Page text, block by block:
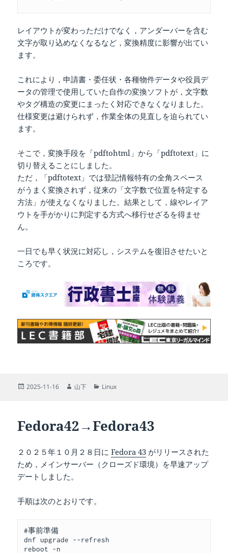
レイアウトが変わっただけでなく，アンダーバーを含む
文字が取り込めなくなるなど，変換精度に影響が出てい
ます。
これにより，申請書・委任状・各種物件データや役員デ
ータの管理で使用していた自作の変換ソフトが，文字数
やタグ構造の変更にまったく対応できなくなりました。
仕様変更は避けられず，作業全体の見直しを迫られてい
ます。
そこで，変換手段を「pdftohtml」から「pdftotext」に
切り替えることにしました。
ただ，「pdftotext」では登記情報特有の全角スペース
がうまく変換されず，従来の「文字数で位置を特定する
方法」が使えなくなりました。結果として，線やレイア
ウトを手がかりに判定する方式へ移行せざるを得ませ
ん。
一日でも早く状況に対応し，システムを復旧させたいと
ころです。
投
2025-11-16
作
山下
カ
ー
Linux
Fedora42→Fedora43
２０２５年１０月２８日にFedora 43 がリリースされた
ため，メインサーバー（クローズド環境）を早速アップ
デートしました。
手順は次のとおりです。
#事前準備
dnf upgrade --refresh
reboot -n